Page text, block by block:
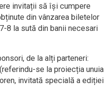
invitații să își cumpere
din vânzarea biletelor
8 la sută din banii necesari
de la alți parteneri:
se la proiecția unuia
invitată specială a ediției